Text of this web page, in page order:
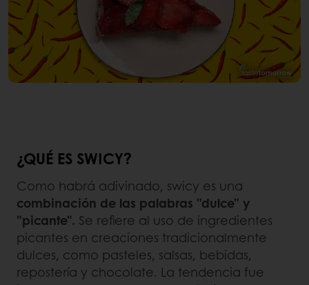
¿QUÉ ES SWICY?
Como habrá adivinado, swicy es una
combinación de las palabras "dulce" y
"picante". Se refiere al uso de ingredientes
picantes en creaciones tradicionalmente
dulces, como pasteles, salsas, bebidas,
repostería y chocolate. La tendencia fue